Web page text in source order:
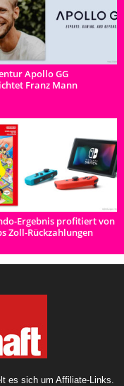
Apollo GG
Franz Mann
Ergebnis profitiert von
Zoll-Rückzahlungen
es sich um Affiliate-Links.